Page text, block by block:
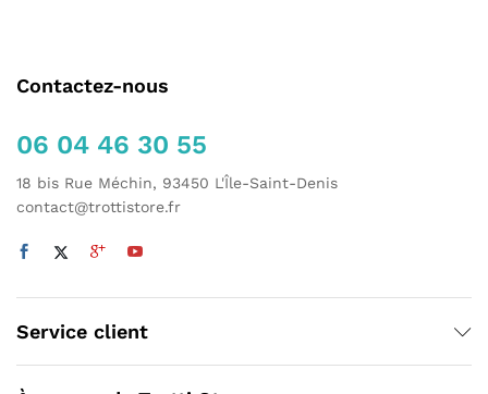
Contactez-nous
06 04 46 30 55
18 bis Rue Méchin, 93450 L'Île-Saint-Denis
contact@trottistore.fr
Service client